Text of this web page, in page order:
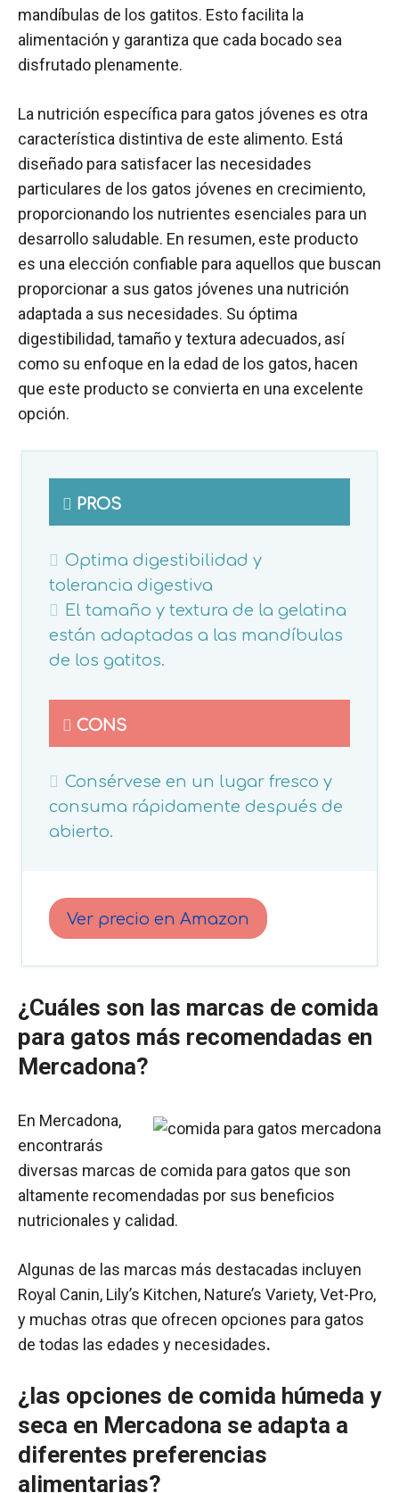
mandíbulas de los gatitos. Esto facilita la
alimentación y garantiza que cada bocado sea
disfrutado plenamente.
La nutrición específica para gatos jóvenes es otra
característica distintiva de este alimento. Está
diseñado para satisfacer las necesidades
particulares de los gatos jóvenes en crecimiento,
proporcionando los nutrientes esenciales para un
desarrollo saludable. En resumen, este producto
es una elección confiable para aquellos que buscan
proporcionar a sus gatos jóvenes una nutrición
adaptada a sus necesidades. Su óptima
digestibilidad, tamaño y textura adecuados, así
como su enfoque en la edad de los gatos, hacen
que este producto se convierta en una excelente
opción.
PROS
Optima digestibilidad y
tolerancia digestiva
El tamaño y textura de la gelatina
están adaptadas a las mandíbulas
de los gatitos.
CONS
Consérvese en un lugar fresco y
consuma rápidamente después de
abierto.
Ver precio en Amazon
¿Cuáles son las marcas de comida
para gatos más recomendadas en
Mercadona?
En Mercadona,
encontrarás
diversas marcas de comida para gatos que son
altamente recomendadas por sus beneficios
nutricionales y calidad.
Algunas de las marcas más destacadas incluyen
Royal Canin, Lily’s Kitchen, Nature’s Variety, Vet-Pro,
y muchas otras que ofrecen opciones para gatos
de todas las edades y necesidades.
¿las opciones de comida húmeda y
seca en Mercadona se adapta a
diferentes preferencias
alimentarias?